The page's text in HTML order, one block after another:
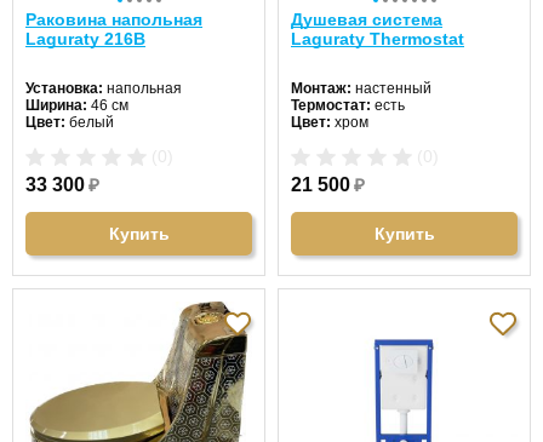
Раковина напольная
Laguraty 216B
Установка: напольная
Ширина: 46 см
Цвет: белый
33 300₽
Купить
Душевая система
Laguraty Thermostat
Монтаж: настенный
Термостат: есть
Цвет: хром
21 500₽
Купить